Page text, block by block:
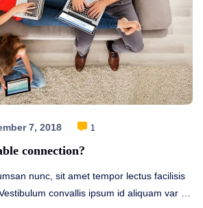
7, 2018 1
connection?
nunc, sit amet tempor lectus facilisis
convallis ipsum id aliquam var …